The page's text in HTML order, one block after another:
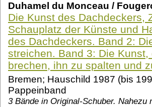
Duhamel du Monceau /
Die Kunst des Dachdeckers,
Schauplatz der Künste und
des Dachdeckers. Band 2:
streichen. Band 3: Die
brechen, ihn zu spalten und
Bremen; Hauschild 1987 (bis
Pappeinband
3 Bände in Original-Schuber. Nahezu